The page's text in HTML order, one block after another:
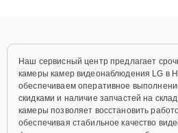
Наш сервисный центр предлагает
камеры камер видеонаблюдения LG в
обеспечиваем оперативное
скидками и наличие запчастей на
камеры позволяет восстановить
обеспечивая стабильное качество